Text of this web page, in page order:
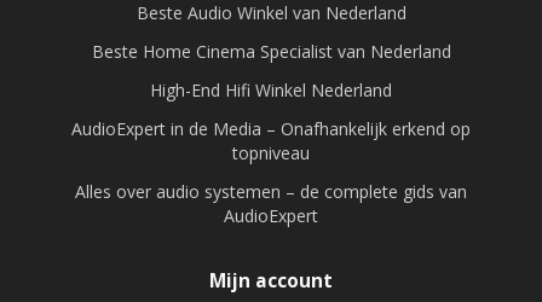
Beste Audio Winkel van Nederland
Beste Home Cinema Specialist van Nederland
High-End Hifi Winkel Nederland
AudioExpert in de Media – Onafhankelijk erkend op
topniveau
Alles over audio systemen – de complete gids van
AudioExpert
Mijn account